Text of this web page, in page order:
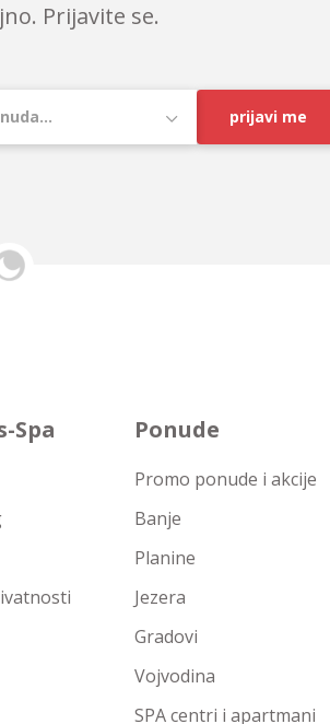
Prijavite se.
prijavi me
Spa Ponude
Promo ponude i akcije
Banje
Planine
Jezera
Gradovi
Vojvodina
SPA centri i apartmani